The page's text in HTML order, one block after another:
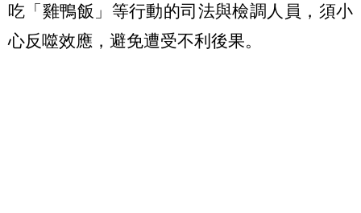
吃「雞鴨飯」等行動的司法與檢調人員，須小
心反噬效應，避免遭受不利後果。